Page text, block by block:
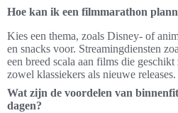
Hoe kan ik een filmmarathon
Kies een thema, zoals Disney- of
en snacks voor. Streamingdiensten
een breed scala aan films die
zowel klassiekers als nieuwe releases.
Wat zijn de voordelen van
dagen?